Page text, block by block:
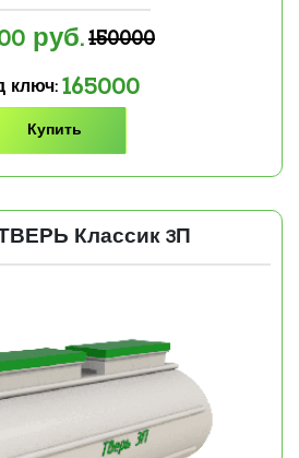
руб. 150000
ключ: 165000
Купить
Классик 3П